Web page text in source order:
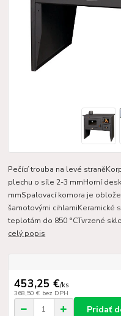
Pečící trouba na levé
plechu o síle 2-3 mmHorní
mmSpalovací komora je
šamotovými cihlamiKeramické
teplotám do 850 °CTvrzené
celý popis
453,25 €/ks
368,50 € bez DPH
Pridať